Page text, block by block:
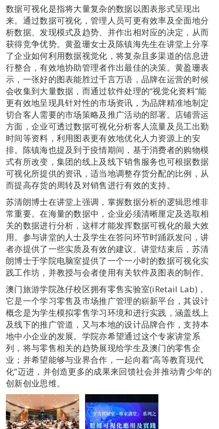
数据可视化是指将大量复杂的数据以图表形式呈现出
来。通过数据可视化，管理人员可更有效率及全面地分
析数据、发现模式及趋势、并作出相对应的决定，从而
获得竞争优势。黄盈珊女士及陈镇海先生在讲堂上分享
了企业如何利用数据视觉化，将复杂且多渠道的信息进
行整合，有效地协助管理者作出最佳的决策。黄盈珊表
示，一张好的图表能胜过千言万语，品牌在运营的时候
会收集到大量数据，而通过软件处理的“视觉化资料”能
更有效地呈现具针对性的市场资讯，为品牌精准地制定
切合客人需要的市场策略及推广活动的部署。店铺营运
方面，企业可透过数据可视化分析客人流量及员工出勤
时间等资料，利用图表更有效地优化人力资源上的安
排。陈镇海也提及到于疫情期间，基于消费者的购物模
式有所改变，集团的线上及线下销售服务也可根据数据
可视化所提供的资讯，适当地调整存货分配的比例，从
而提高存货的周转及对销售进行有效的支持。
苏清朗博士在讲堂上强调，掌握数据分析的逻辑思维非
常重要。在海量的数据中，企业必须清晰厘定及选取相
关的数据进行分析，这样才能发挥数据可视化的最大效
用。参与讲堂的人士及学生在答问环节时踊跃发问，讲
者亦提供了一些实质及有效的建议。讲堂结束后，苏清
朗博士于学院电脑室提供了一个一小时的数据可视化实
践工作坊，并教授与会者使用有关软件及图表的制作。
澳门旅游学院氹仔校区拥有零售实验室(iRetail Lab)，
它是一个学习零售及市场推广管理的崭新平台，其设计
概念是为学生模拟零售学习环境和进行实践，涵盖线上
及线下的推广管道，又与本地的设计品牌合作，支持本
地中小企业的发展。学院亦希望通过这个专家讲堂系
列，将与零售相关的趋势展现给学生及澳门的零售企
业；并希望能够与业界合作，一起向着“高等教育现代
化”迈进，并创造更多的成果来回馈社会并推动青少年的
创新创业思维。